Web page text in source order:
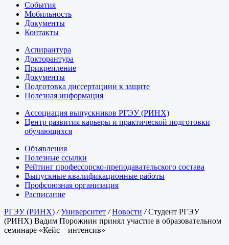
События
Мобильность
Документы
Контакты
Аспирантура
Докторантура
Прикрепление
Документы
Подготовка диссертациии к защите
Полезная информация
Ассоциация выпускников РГЭУ (РИНХ)
Центр развития карьеры и практической подготовки
обучающихся
Объявления
Полезные ссылки
Рейтинг профессорско-преподавательского состава
Выпускные квалификационные работы
Профсоюзная организация
Расписание
РГЭУ (РИНХ) /Университет /Новости /Студент РГЭУ
(РИНХ) Вадим Порожнин принял участие в образовательном
семинаре «Кейс – интенсив»